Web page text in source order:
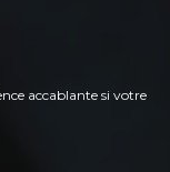
accablante si votre